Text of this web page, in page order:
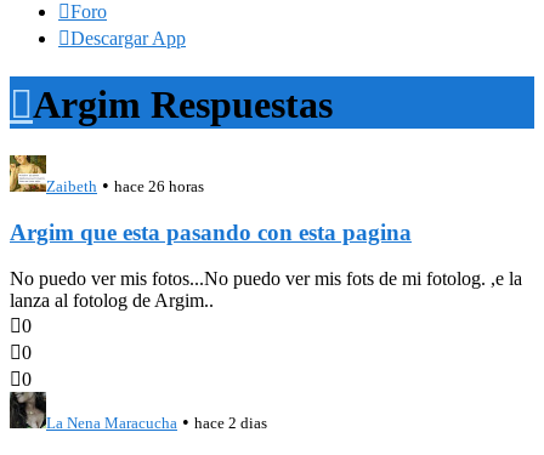
Foro
Descargar App
Argim Respuestas
Zaibeth • hace 26 horas
Argim que esta pasando con esta pagina
No puedo ver mis fotos...No puedo ver mis fots de mi fotolog. ,e la
lanza al fotolog de Argim..
0
0
0
La Nena Maracucha • hace 2 dias